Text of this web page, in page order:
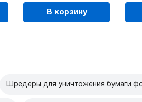
В корзину
Шредеры для уничтожения бумаги